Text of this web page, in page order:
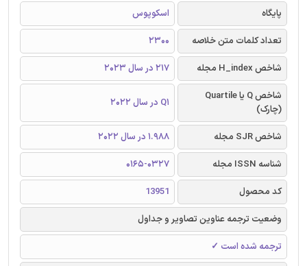
پایگاه
اسکوپوس
تعداد کلمات متن خلاصه
2300
شاخص H_index مجله
217 در سال 2023
شاخص Q یا Quartile
(چارک)
Q1 در سال 2022
شاخص SJR مجله
1.988 در سال 2022
شناسه ISSN مجله
0165-0327
کد محصول
13951
وضعیت ترجمه عناوین تصاویر و جداول
ترجمه شده است ✓